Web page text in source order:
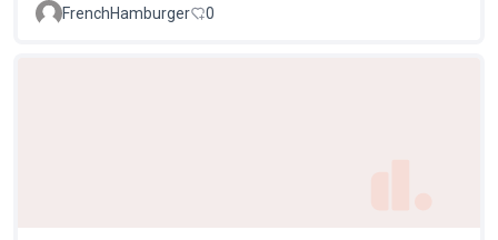
FrenchHamburger 0